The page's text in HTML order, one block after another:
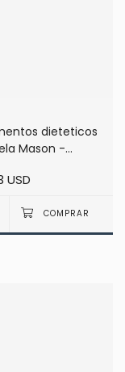
dieteticos
Mason -
USD